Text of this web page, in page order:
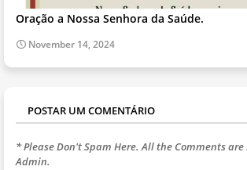
Oração a Nossa Senhora da Saúde.
November 14, 2024
POSTAR UM COMENTÁRIO
* Please Don't Spam Here. All the Comments are
Admin.